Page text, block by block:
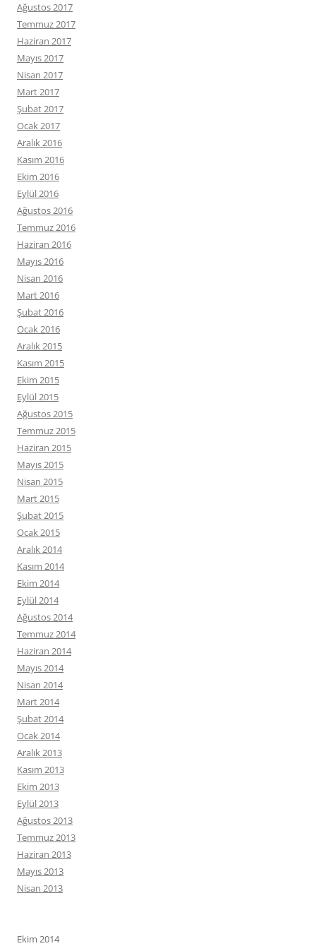
Ağustos 2017
Temmuz 2017
Haziran 2017
Mayıs 2017
Nisan 2017
Mart 2017
Şubat 2017
Ocak 2017
Aralık 2016
Kasım 2016
Ekim 2016
Eylül 2016
Ağustos 2016
Temmuz 2016
Haziran 2016
Mayıs 2016
Nisan 2016
Mart 2016
Şubat 2016
Ocak 2016
Aralık 2015
Kasım 2015
Ekim 2015
Eylül 2015
Ağustos 2015
Temmuz 2015
Haziran 2015
Mayıs 2015
Nisan 2015
Mart 2015
Şubat 2015
Ocak 2015
Aralık 2014
Kasım 2014
Ekim 2014
Eylül 2014
Ağustos 2014
Temmuz 2014
Haziran 2014
Mayıs 2014
Nisan 2014
Mart 2014
Şubat 2014
Ocak 2014
Aralık 2013
Kasım 2013
Ekim 2013
Eylül 2013
Ağustos 2013
Temmuz 2013
Haziran 2013
Mayıs 2013
Nisan 2013
Ekim 2014